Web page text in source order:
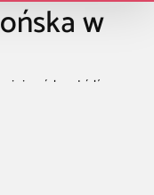
w
japońska w Łódź